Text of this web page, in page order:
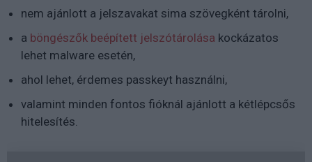
nem ajánlott a jelszavakat sima szövegként tárolni,
a böngészők beépített jelszótárolása kockázatos
lehet malware esetén,
ahol lehet, érdemes passkeyt használni,
valamint minden fontos fióknál ajánlott a kétlépcsős
hitelesítés.